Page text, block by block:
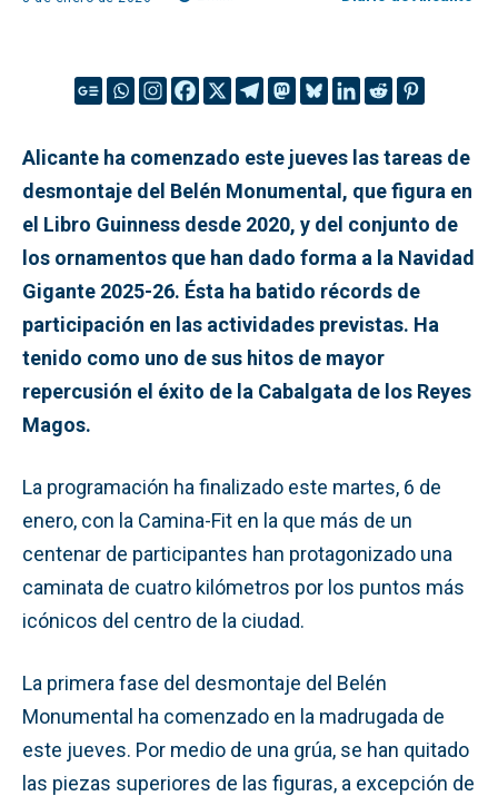
Alicante ha comenzado este jueves las tareas de
desmontaje del Belén Monumental, que figura en
el Libro Guinness desde 2020, y del conjunto de
los ornamentos que han dado forma a la Navidad
Gigante 2025-26. Ésta ha batido récords de
participación en las actividades previstas. Ha
tenido como uno de sus hitos de mayor
repercusión el éxito de la Cabalgata de los Reyes
Magos.
La programación ha finalizado este martes, 6 de
enero, con la Camina-Fit en la que más de un
centenar de participantes han protagonizado una
caminata de cuatro kilómetros por los puntos más
icónicos del centro de la ciudad.
La primera fase del desmontaje del Belén
Monumental ha comenzado en la madrugada de
este jueves. Por medio de una grúa, se han quitado
las piezas superiores de las figuras, a excepción de